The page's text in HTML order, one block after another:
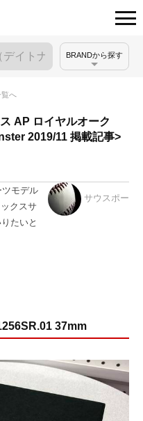
BRANDから探す
覧へ
AP ロイヤルオーク
2019/11 掲載記事>
サウスポー
モデル
クスサ
たいと
37mm